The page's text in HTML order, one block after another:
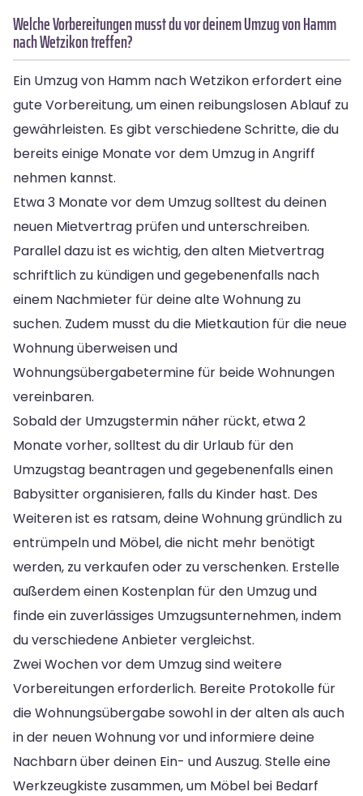
Welche Vorbereitungen musst du vor deinem Umzug von Hamm
nach Wetzikon treffen?
Ein Umzug von Hamm nach Wetzikon erfordert eine
gute Vorbereitung, um einen reibungslosen Ablauf zu
gewährleisten. Es gibt verschiedene Schritte, die du
bereits einige Monate vor dem Umzug in Angriff
nehmen kannst.
Etwa 3 Monate vor dem Umzug solltest du deinen
neuen Mietvertrag prüfen und unterschreiben.
Parallel dazu ist es wichtig, den alten Mietvertrag
schriftlich zu kündigen und gegebenenfalls nach
einem Nachmieter für deine alte Wohnung zu
suchen. Zudem musst du die Mietkaution für die neue
Wohnung überweisen und
Wohnungsübergabetermine für beide Wohnungen
vereinbaren.
Sobald der Umzugstermin näher rückt, etwa 2
Monate vorher, solltest du dir Urlaub für den
Umzugstag beantragen und gegebenenfalls einen
Babysitter organisieren, falls du Kinder hast. Des
Weiteren ist es ratsam, deine Wohnung gründlich zu
entrümpeln und Möbel, die nicht mehr benötigt
werden, zu verkaufen oder zu verschenken. Erstelle
außerdem einen Kostenplan für den Umzug und
finde ein zuverlässiges Umzugsunternehmen, indem
du verschiedene Anbieter vergleichst.
Zwei Wochen vor dem Umzug sind weitere
Vorbereitungen erforderlich. Bereite Protokolle für
die Wohnungsübergabe sowohl in der alten als auch
in der neuen Wohnung vor und informiere deine
Nachbarn über deinen Ein- und Auszug. Stelle eine
Werkzeugkiste zusammen, um Möbel bei Bedarf